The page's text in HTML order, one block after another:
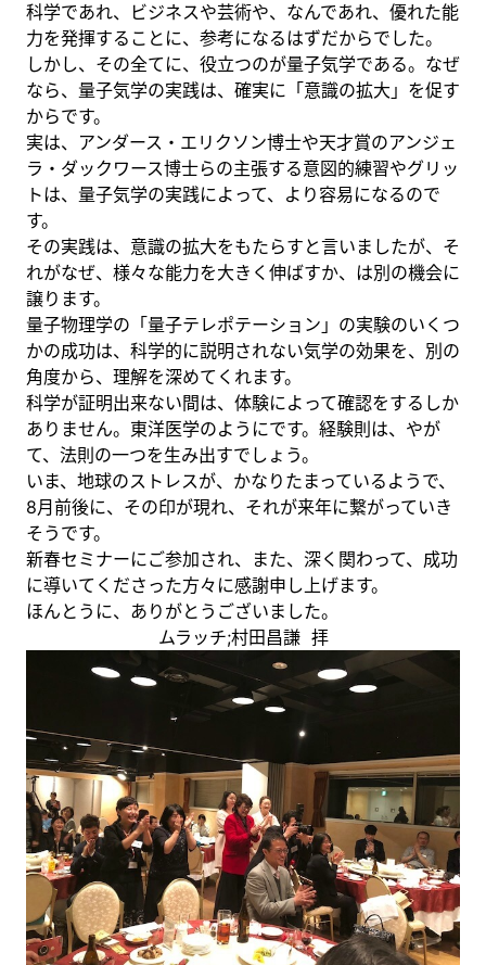
科学であれ、ビジネスや芸術や、なんであれ、優れた能
力を発揮することに、参考になるはずだからでした。
しかし、その全てに、役立つのが量子気学である。なぜ
なら、量子気学の実践は、確実に「意識の拡大」を促す
からです。
実は、アンダース・エリクソン博士や天才賞のアンジェ
ラ・ダックワース博士らの主張する意図的練習やグリッ
トは、量子気学の実践によって、より容易になるので
す。
その実践は、意識の拡大をもたらすと言いましたが、そ
れがなぜ、様々な能力を大きく伸ばすか、は別の機会に
譲ります。
量子物理学の「量子テレポテーション」の実験のいくつ
かの成功は、科学的に説明されない気学の効果を、別の
角度から、理解を深めてくれます。
科学が証明出来ない間は、体験によって確認をするしか
ありません。東洋医学のようにです。経験則は、やが
て、法則の一つを生み出すでしょう。
いま、地球のストレスが、かなりたまっているようで、
8月前後に、その印が現れ、それが来年に繋がっていき
そうです。
新春セミナーにご参加され、また、深く関わって、成功
に導いてくださった方々に感謝申し上げます。
ほんとうに、ありがとうございました。
ムラッチ;村田昌謙 拝